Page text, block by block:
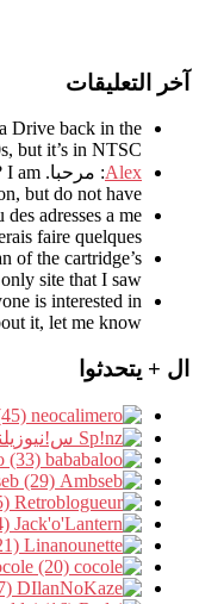
آخر التعليقات
Drive back in the
, but it’s in NTSC
Alex: مرحبا. I am
, but do not have..
des adresses a me
faire quelques..
of the cartridge’s
site that I saw...
is interested in
it, let me know.
ال + يتحدثوا